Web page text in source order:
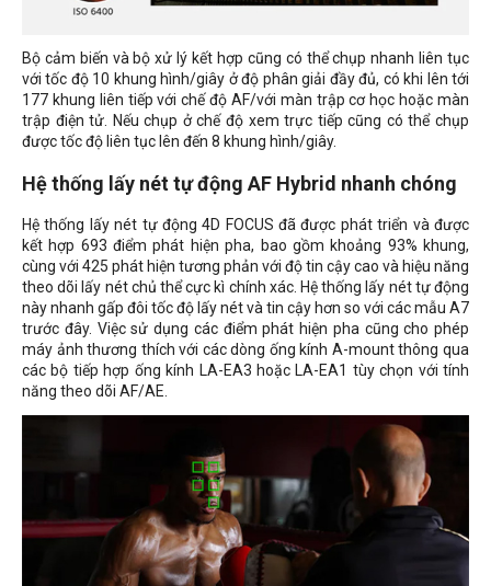
Bộ cảm biến và bộ xử lý kết hợp cũng có thể chụp nhanh liên tục
với tốc độ 10 khung hình/giây ở độ phân giải đầy đủ, có khi lên tới
177 khung liên tiếp với chế độ AF/với màn trập cơ học hoặc màn
trập điện tử. Nếu chụp ở chế độ xem trực tiếp cũng có thể chụp
được tốc độ liên tục lên đến 8 khung hình/giây.
Hệ thống lấy nét tự động AF Hybrid nhanh chóng
Hệ thống lấy nét tự động 4D FOCUS đã được phát triển và được
kết hợp 693 điểm phát hiện pha, bao gồm khoảng 93% khung,
cùng với 425 phát hiện tương phản với độ tin cậy cao và hiệu năng
theo dõi lấy nét chủ thể cực kì chính xác. Hệ thống lấy nét tự động
này nhanh gấp đôi tốc độ lấy nét và tin cậy hơn so với các mẫu A7
trước đây. Việc sử dụng các điểm phát hiện pha cũng cho phép
máy ảnh thương thích với các dòng ống kính A-mount thông qua
các bộ tiếp hợp ống kính LA-EA3 hoặc LA-EA1 tùy chọn với tính
năng theo dõi AF/AE.